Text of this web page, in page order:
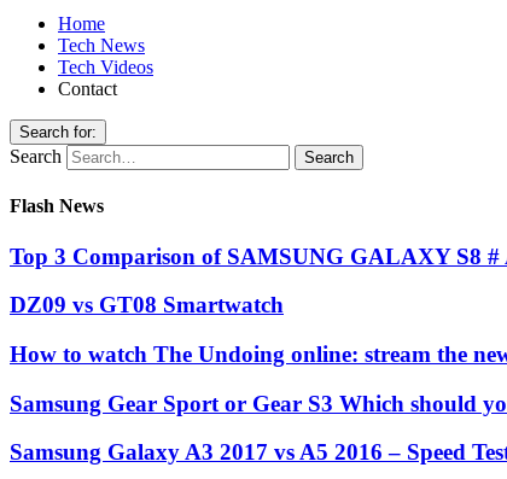
Home
Tech News
Tech Videos
Contact
Search for:
Search
Flash News
Top 3 Comparison of SAMSUNG GALAXY S8 #
DZ09 vs GT08 Smartwatch
How to watch The Undoing online: stream the
Samsung Gear Sport or Gear S3 Which should
Samsung Galaxy A3 2017 vs A5 2016 – Speed